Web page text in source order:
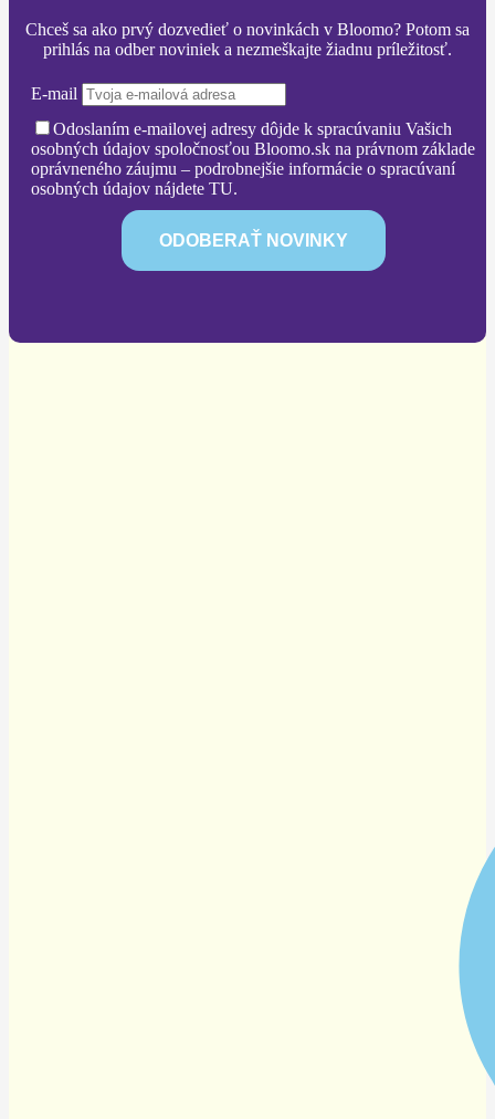
Chceš sa ako prvý dozvedieť o novinkách v Bloomo? Potom sa
prihlás na odber noviniek a nezmeškajte žiadnu príležitosť.
E-mail
Odoslaním e-mailovej adresy dôjde k spracúvaniu Vašich
osobných údajov spoločnosťou Bloomo.sk na právnom základe
oprávneného záujmu – podrobnejšie informácie o spracúvaní
osobných údajov nájdete TU.